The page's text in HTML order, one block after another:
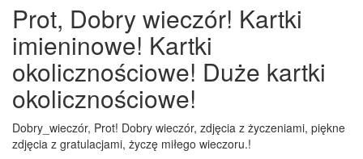
Prot, Dobry wieczór! Kartki
imieninowe! Kartki
okolicznościowe! Duże kartki
okolicznościowe!
Dobry_wieczór, Prot! Dobry wieczór, zdjęcia z życzeniami, piękne
zdjęcia z gratulacjami, życzę miłego wieczoru.!